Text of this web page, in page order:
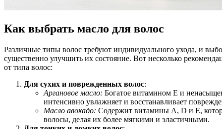
Как выбрать масло для волос
Различные типы волос требуют индивидуального ухода, и
существенно улучшить их состояние. Вот несколько
от типа волос:
Для сухих и поврежденных волос:
Аргановое масло: Богатое витамином E и
интенсивно увлажняет и восстанавливает
Масло авокадо: Содержит витамины A, D и E,
волосы, делая их более мягкими и эластичными.